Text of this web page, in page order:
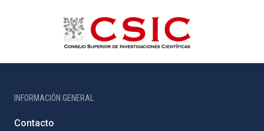
INFORMACIÓN GENERAL
Contacto